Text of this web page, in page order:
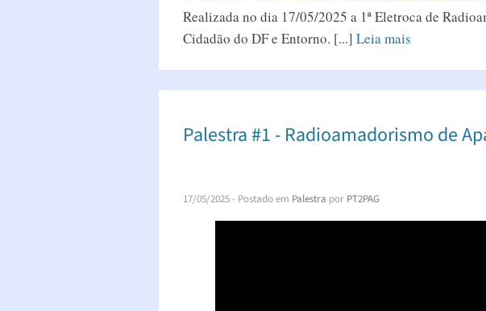
Realizada no dia 17/05/2025 a 1ª Eletroca de
Cidadão do DF e Entorno. [...] Leia mais
Palestra #1 - Radioamadorismo de
17/05/2025- Postado em Palestra por PT2PAG